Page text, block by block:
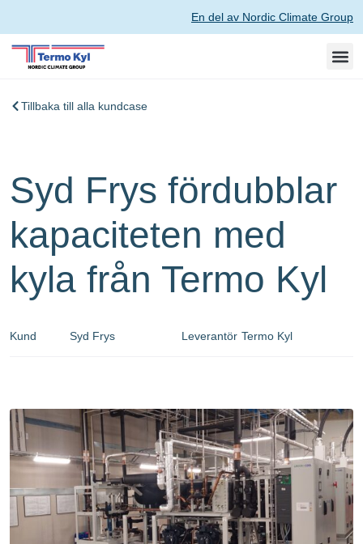
En del av Nordic Climate Group
Tillbaka till alla kundcase
Syd Frys fördubblar
kapaciteten med
kyla från Termo Kyl
Kund Syd Frys Leverantör Termo Kyl